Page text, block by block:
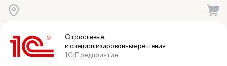
Отраслевые
и специализированныерешения
1С:Предприятие